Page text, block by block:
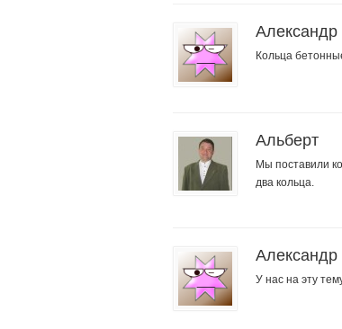
Александр
Кольца
Альберт
Мы поставили
два кольца.
Александр
У нас на эту